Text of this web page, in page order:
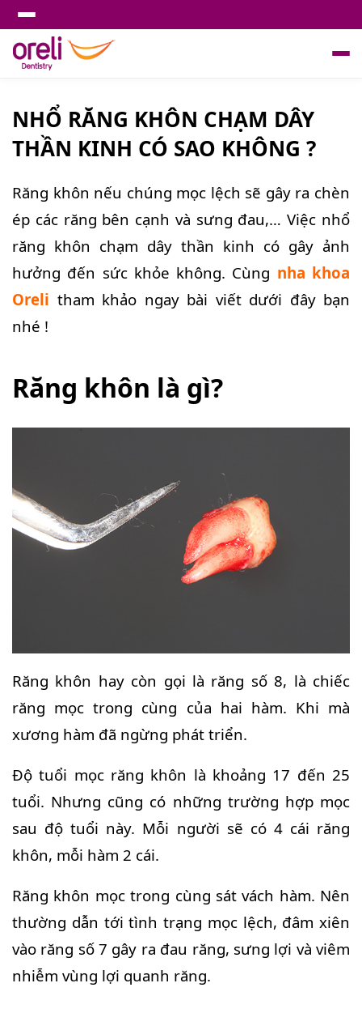
NHỔ RĂNG KHÔN CHẠM DÂY
THẦN KINH CÓ SAO KHÔNG ?
Răng khôn nếu chúng mọc lệch sẽ gây ra chèn
ép các răng bên cạnh và sưng đau,… Việc nhổ
răng khôn chạm dây thần kinh có gây ảnh
hưởng đến sức khỏe không. Cùng nha khoa
Oreli tham khảo ngay bài viết dưới đây bạn
nhé !
Răng khôn là gì?
Răng khôn hay còn gọi là răng số 8, là chiếc
răng mọc trong cùng của hai hàm. Khi mà
xương hàm đã ngừng phát triển.
Độ tuổi mọc răng khôn là khoảng 17 đến 25
tuổi. Nhưng cũng có những trường hợp mọc
sau độ tuổi này. Mỗi người sẽ có 4 cái răng
khôn, mỗi hàm 2 cái.
Răng khôn mọc trong cùng sát vách hàm. Nên
thường dẫn tới tình trạng mọc lệch, đâm xiên
vào răng số 7 gây ra đau răng, sưng lợi và viêm
nhiễm vùng lợi quanh răng.